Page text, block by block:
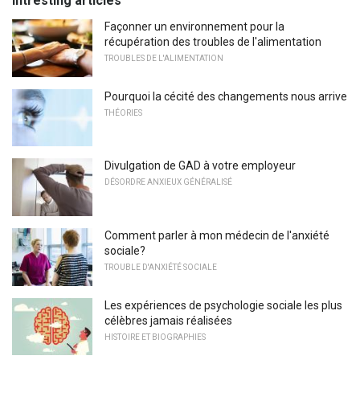
Façonner un environnement pour la
récupération des troubles de l'alimentation
TROUBLES DE L'ALIMENTATION
Pourquoi la cécité des changements nous arrive
THÉORIES
Divulgation de GAD à votre employeur
DÉSORDRE ANXIEUX GÉNÉRALISÉ
Comment parler à mon médecin de l'anxiété
sociale?
TROUBLE D'ANXIÉTÉ SOCIALE
Les expériences de psychologie sociale les plus
célèbres jamais réalisées
HISTOIRE ET BIOGRAPHIES